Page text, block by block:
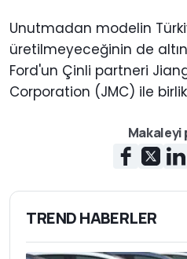
Unutmadan modelin
üretilmeyeceğinin de
Ford'un Çinli partneri
Corporation (JMC) ile
Makaleyi
TREND HABERLER